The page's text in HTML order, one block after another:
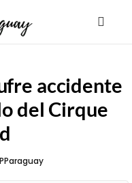
accidente
del Cirque